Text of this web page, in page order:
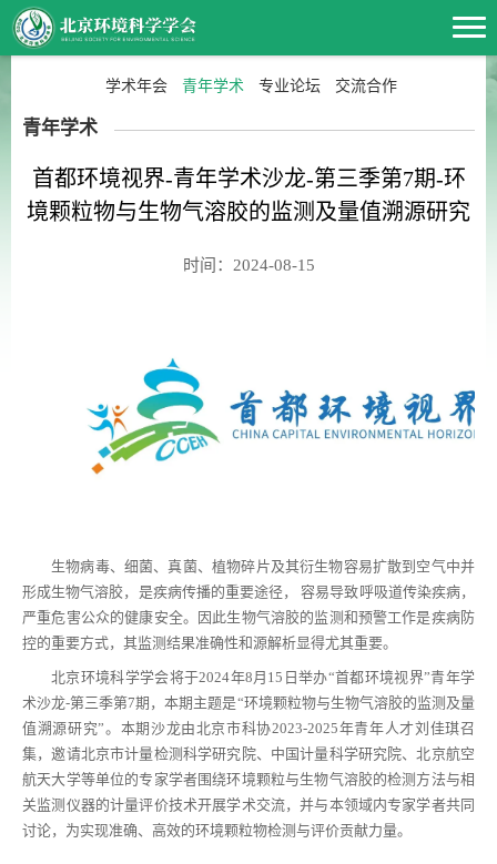
学术年会 青年学术 专业论坛 交流合作
青年学术
首都环境视界-青年学术沙龙-第三季第7期-环
境颗粒物与生物气溶胶的监测及量值溯源研究
时间：2024-08-15
生物病毒、细菌、真菌、植物碎片及其衍生物容易扩散到空气中并
形成生物气溶胶，是疾病传播的重要途径， 容易导致呼吸道传染疾病，
严重危害公众的健康安全。因此生物气溶胶的监测和预警工作是疾病防
控的重要方式，其监测结果准确性和源解析显得尤其重要。
北京环境科学学会将于2024年8月15日举办“首都环境视界”青年学
术沙龙-第三季第7期，本期主题是“环境颗粒物与生物气溶胶的监测及量
值溯源研究”。本期沙龙由北京市科协2023-2025年青年人才刘佳琪召
集，邀请北京市计量检测科学研究院、中国计量科学研究院、北京航空
航天大学等单位的专家学者围绕环境颗粒与生物气溶胶的检测方法与相
关监测仪器的计量评价技术开展学术交流，并与本领域内专家学者共同
讨论，为实现准确、高效的环境颗粒物检测与评价贡献力量。